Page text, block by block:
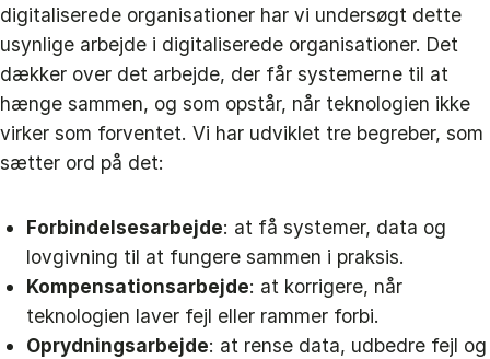
digitaliserede organisationer har vi undersøgt dette
usynlige arbejde i digitaliserede organisationer. Det
dækker over det arbejde, der får systemerne til at
hænge sammen, og som opstår, når teknologien ikke
virker som forventet. Vi har udviklet tre begreber, som
sætter ord på det:
Forbindelsesarbejde: at få systemer, data og
lovgivning til at fungere sammen i praksis.
Kompensationsarbejde: at korrigere, når
teknologien laver fejl eller rammer forbi.
Oprydningsarbejde: at rense data, udbedre fejl og